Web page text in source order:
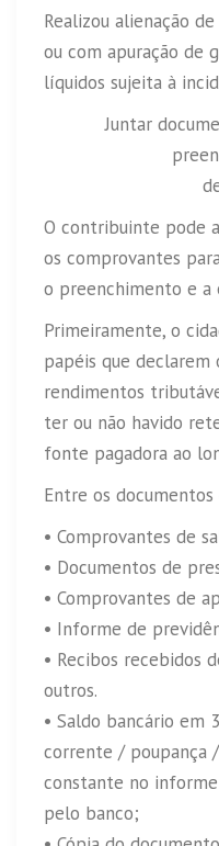
Realizou alienação
ou com apuração de
líquidos sujeita à
Juntar
O contribuinte pode
os comprovantes
o preenchimento e a
Primeiramente, o
papéis que declarem
rendimentos
ter ou não havido
fonte pagadora ao
Entre os
• Comprovantes de
• Documentos de
• Comprovantes de
• Informe de
• Recibos recebidos
outros.
• Saldo bancário em
corrente / poupança
constante no
pelo banco;